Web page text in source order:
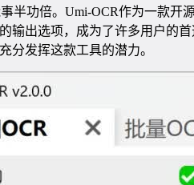
半功倍。Umi-OCR作为一款开
输出选项，成为了许多用户的
分发挥这款工具的潜力。